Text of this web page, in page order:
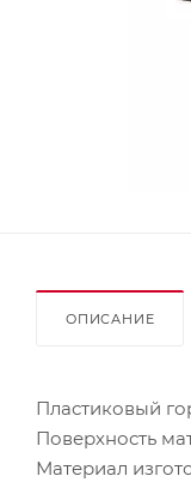
ОПИСАНИЕ
Пластиковый
Поверхность
Материал